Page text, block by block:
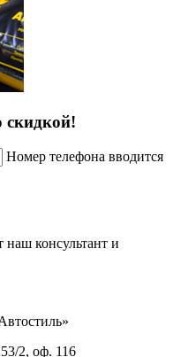
скидкой!
Номер телефона вводится
консультант и
2, оф. 116